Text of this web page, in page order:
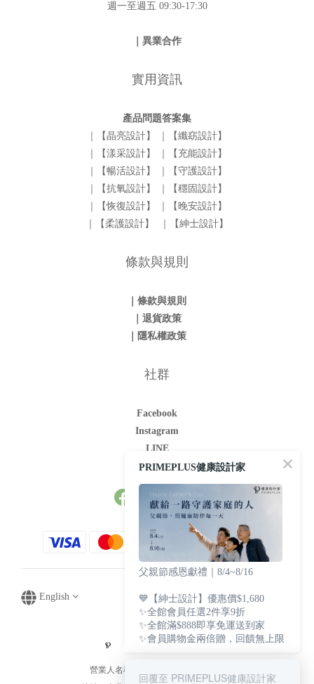
週一至週五 09:30-17:30
｜異業合作
實用資訊
產品問題答案集
｜【晶亮設計】
｜【纖窈設計】
｜【漾采設計】
｜【充能設計】
｜【暢活設計】
｜【守護設計】
｜【抗氧設計】
｜【穩固設計】
｜【恢復設計】
｜【晚安設計】
｜【柔護設計】
｜【紳士設計】
條款與規則
｜條款與規則
｜退貨政策
｜隱私權政策
社群
Facebook
Instagram
LINE
Youtube
English
營業人名稱：文華生技貿易有限公司
PRIMEPLUS健康設計家
父親節感恩獻禮｜8/4~8/16
💙【紳士設計】優惠價$1,680
✨全館會員任選2件享9折
✨全館滿$888即享免運送到家
✨會員購物金兩倍贈，回饋無上限
回覆至 PRIMEPLUS健康設計家